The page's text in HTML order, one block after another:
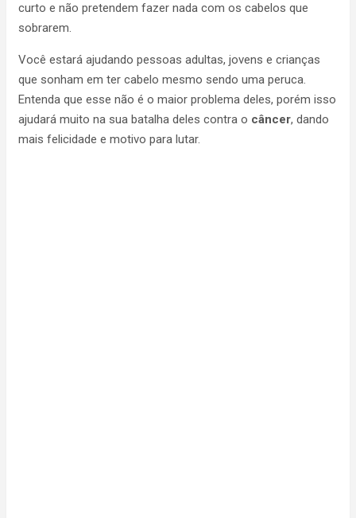
curto e não pretendem fazer nada com os cabelos que
sobrarem.
Você estará ajudando pessoas adultas, jovens e crianças
que sonham em ter cabelo mesmo sendo uma peruca.
Entenda que esse não é o maior problema deles, porém isso
ajudará muito na sua batalha deles contra o câncer, dando
mais felicidade e motivo para lutar.